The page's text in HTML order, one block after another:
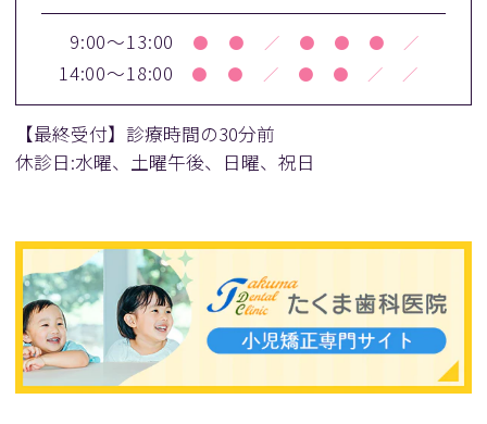
9:00～13:00 ● ● ／ ● ● ● ／
14:00～18:00 ● ● ／ ● ● ／ ／
【最終受付】診療時間の30分前
休診日:水曜、土曜午後、日曜、祝日